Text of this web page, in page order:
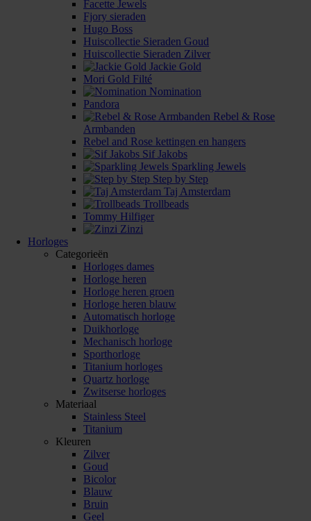
Facette Jewels
Fjory sieraden
Hugo Boss
Huiscollectie Sieraden Goud
Huiscollectie Sieraden Zilver
Jackie Gold
Mori Gold Filté
Nomination
Pandora
Rebel & Rose
Armbanden
Rebel and Rose kettingen en hangers
Sif Jakobs
Sparkling Jewels
Step by Step
Taj Amsterdam
Trollbeads
Tommy Hilfiger
Zinzi
Horloges
Categorieën
Horloges dames
Horloge heren
Horloge heren groen
Horloge heren blauw
Automatisch horloge
Duikhorloge
Mechanisch horloge
Sporthorloge
Titanium horloges
Quartz horloge
Zwitserse horloges
Materiaal
Stainless Steel
Titanium
Kleuren
Zilver
Goud
Bicolor
Blauw
Bruin
Geel